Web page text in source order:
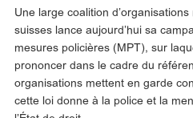
Une large coalition
suisses lance aujourd’hui sa
mesures policières (MPT), sur
prononcer dans le cadre du
organisations mettent en garde
cette loi donne à la police et la